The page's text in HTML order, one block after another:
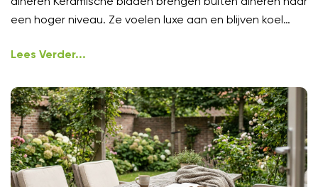
een hoger niveau. Ze voelen luxe aan en blijven koel
Lees Verder...